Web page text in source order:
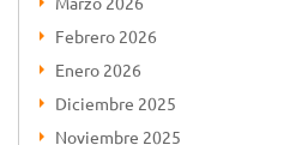
Febrero 2026
Enero 2026
Diciembre 2025
Noviembre 2025